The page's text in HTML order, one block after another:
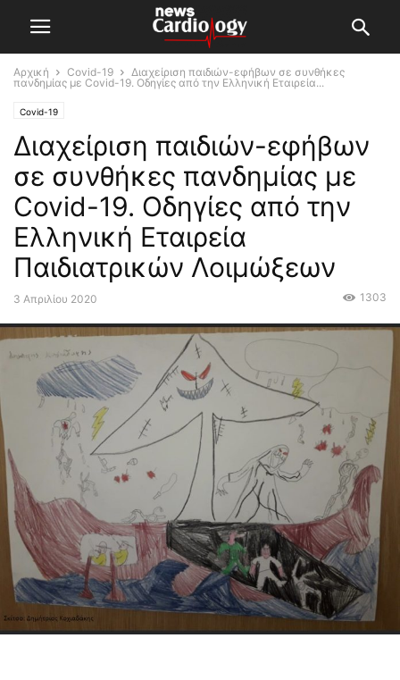
Αρχική Covid-19
Διαχείριση παιδιών-εφήβων σε συνθήκες
πανδημίας με Covid-19. Οδηγίες από την Ελληνική Εταιρεία...
Covid-19
Διαχείριση παιδιών-εφήβων
σε συνθήκες πανδημίας με
Covid-19. Οδηγίες από την
Ελληνική Εταιρεία
Παιδιατρικών Λοιμώξεων
3 Απριλίου 2020 1303